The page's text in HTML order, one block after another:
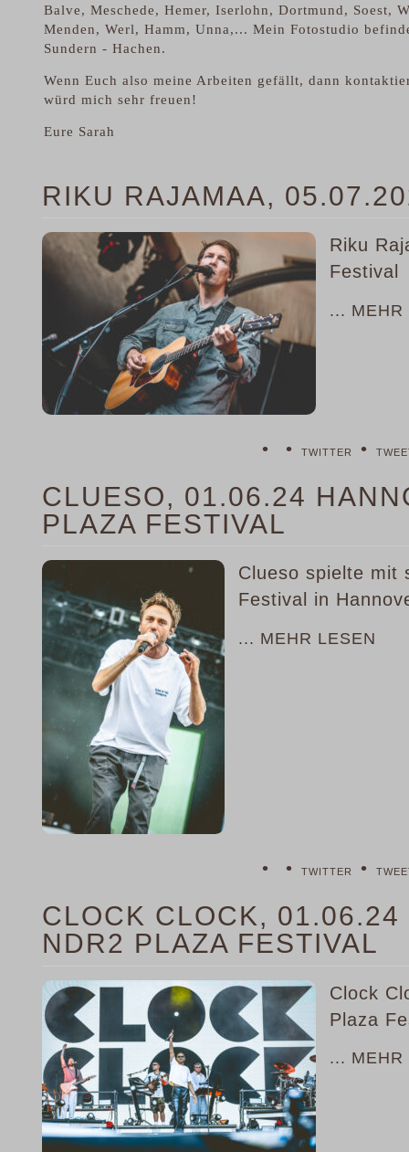
Balve, Meschede, Hemer, Iserlohn, Dortmund, Soest,
Menden, Werl, Hamm, Unna,... Mein Fotostudio
Sundern - Hachen.
Wenn Euch also meine Arbeiten gefällt, dann
würd mich sehr freuen!
Eure Sarah
RIKU RAJAMAA,
Riku
Festival
... MEHR
• • TWITTER •
CLUESO, 01.06.24
PLAZA FESTIVAL
Clueso spielte mit
Festival in
... MEHR LESEN
• • TWITTER •
CLOCK CLOCK, 01.06.24
NDR2 PLAZA FESTIVAL
Clock
Plaza
... MEHR